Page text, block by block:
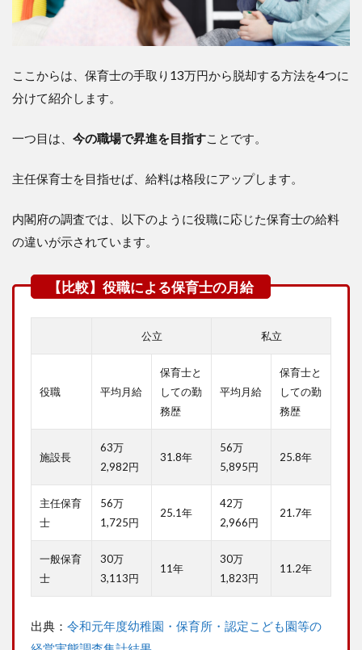
ここからは、保育士の手取り13万円から脱却する方法を4つに
分けて紹介します。
一つ目は、 今の職場で昇進を目指すことです。
主任保育士を目指せば、給料は格段にアップします。
内閣府の調査では、以下のように役職に応じた保育士の給料
の違いが示されています。
公立 私立
役職 平均月給
保育士と
しての勤
務歴
平均月給
保育士と
しての勤
務歴
施設長
63万
2,982円
31.8年
56万
5,895円
25.8年
主任保育
士
56万
1,725円
25.1年
42万
2,966円
21.7年
一般保育
士
30万
3,113円
11年
30万
1,823円
11.2年
出典： 令和元年度幼稚園・保育所・認定こども園等の